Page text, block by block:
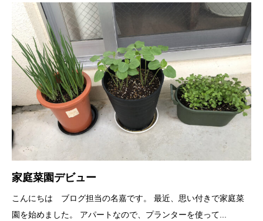
家庭菜園デビュー
こんにちは ブログ担当の名嘉です。 最近、思い付きで家庭菜
園を始めました。 アパートなので、プランターを使って...